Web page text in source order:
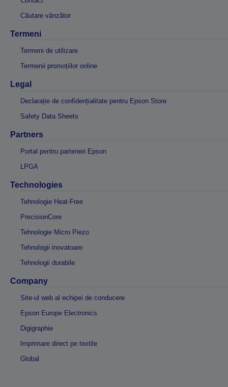
Căutare vânzător
Termeni
Termeni de utilizare
Termenii promoțiilor online
Legal
Declarație de confidențialitate pentru Epson Store
Safety Data Sheets
Partners
Portal pentru parteneri Epson
LPGA
Technologies
Tehnologie Heat-Free
PrecisionCore
Tehnologie Micro Piezo
Tehnologii inovatoare
Tehnologii durabile
Company
Site-ul web al echipei de conducere
Epson Europe Electronics
Digigraphie
Imprimare direct pe textile
Global